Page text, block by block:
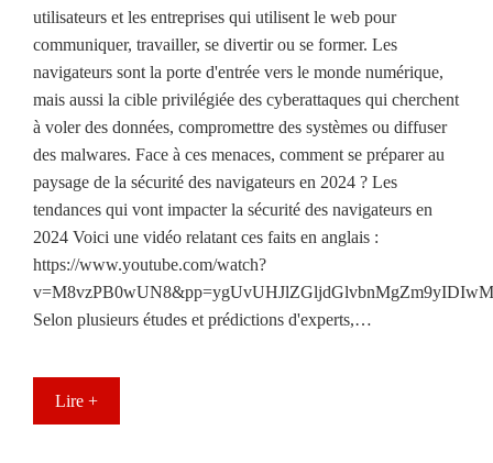
utilisateurs et les entreprises qui utilisent le web pour
communiquer, travailler, se divertir ou se former. Les
navigateurs sont la porte d'entrée vers le monde numérique,
mais aussi la cible privilégiée des cyberattaques qui cherchent
à voler des données, compromettre des systèmes ou diffuser
des malwares. Face à ces menaces, comment se préparer au
paysage de la sécurité des navigateurs en 2024 ? Les
tendances qui vont impacter la sécurité des navigateurs en
2024 Voici une vidéo relatant ces faits en anglais :
https://www.youtube.com/watch?
Selon plusieurs études et prédictions d'experts,…
Lire +